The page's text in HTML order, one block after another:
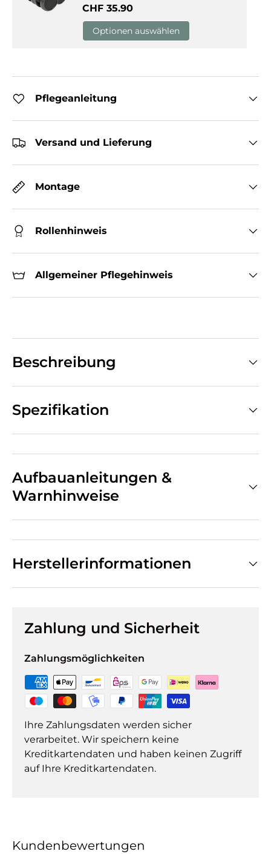
Normaler Preis
CHF 35.90
Optionen auswählen
Pflegeanleitung
Versand und Lieferung
Montage
Rollenhinweis
Allgemeiner Pflegehinweis
Beschreibung
Spezifikation
Aufbauanleitungen &
Warnhinweise
Herstellerinformationen
Zahlung und Sicherheit
Zahlungsmöglichkeiten
Ihre Zahlungsdaten werden sicher
verarbeitet. Wir speichern keine
Kreditkartendaten und haben keinen Zugriff
auf Ihre Kreditkartendaten.
Kundenbewertungen